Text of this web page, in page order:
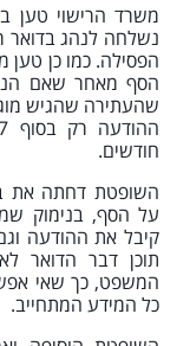
משרד הרישוי טען
נשלחה לנהג בדואר
הפסילה. כמו כן
שהעתירה שהגיש
חודשים.
השופטת דחתה את
על הסף, בנימוק
קיבל את ההודעה
תוכן דבר הדואר
המשפט, כך שאי
כל המידע המתחייב.